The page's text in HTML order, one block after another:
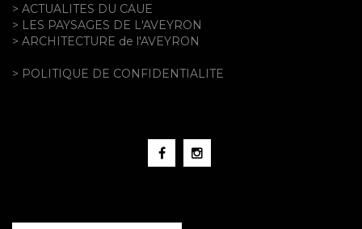
> ACTUALITES DU CAUE
> LES PAYSAGES DE L'AVEYRON
> ARCHITECTURE de l'AVEYRON
> POLITIQUE DE CONFIDENTIALITE